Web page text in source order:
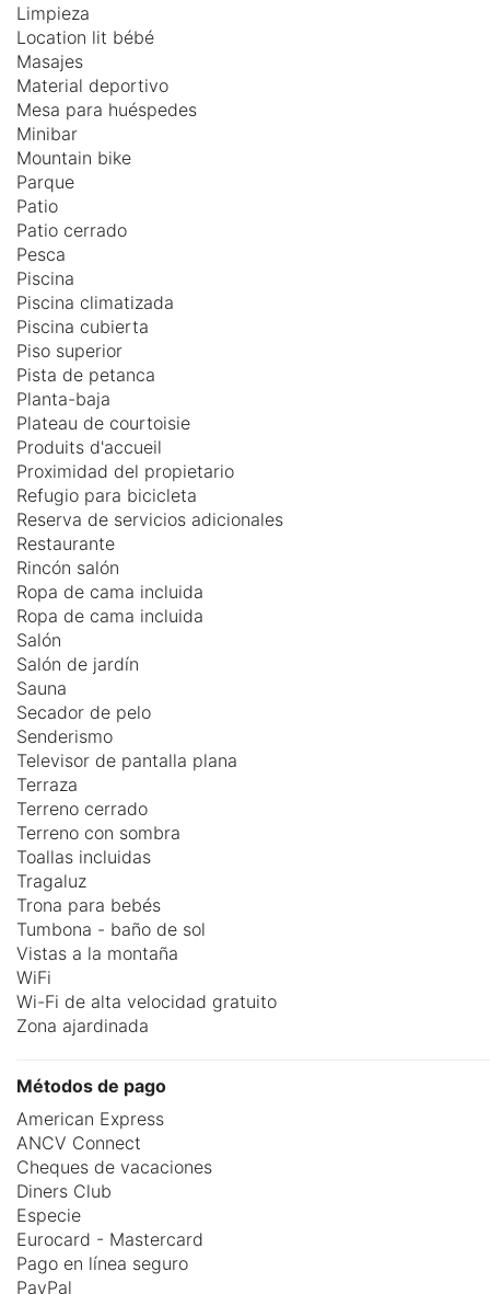
Limpieza
Location lit bébé
Masajes
Material deportivo
Mesa para huéspedes
Minibar
Mountain bike
Parque
Patio
Patio cerrado
Pesca
Piscina
Piscina climatizada
Piscina cubierta
Piso superior
Pista de petanca
Planta-baja
Plateau de courtoisie
Produits d'accueil
Proximidad del propietario
Refugio para bicicleta
Reserva de servicios adicionales
Restaurante
Rincón salón
Ropa de cama incluida
Ropa de cama incluida
Salón
Salón de jardín
Sauna
Secador de pelo
Senderismo
Televisor de pantalla plana
Terraza
Terreno cerrado
Terreno con sombra
Toallas incluidas
Tragaluz
Trona para bebés
Tumbona - baño de sol
Vistas a la montaña
WiFi
Wi-Fi de alta velocidad gratuito
Zona ajardinada
Métodos de pago
American Express
ANCV Connect
Cheques de vacaciones
Diners Club
Especie
Eurocard - Mastercard
Pago en línea seguro
PayPal